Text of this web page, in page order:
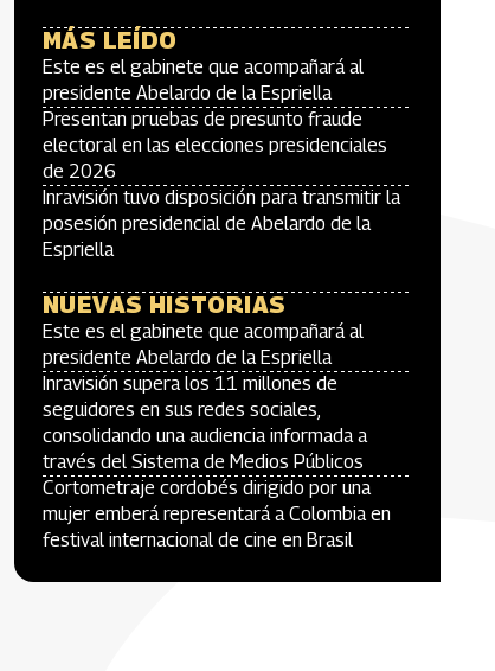
MÁS LEÍDO
Este es el gabinete que acompañará al
presidente Abelardo de la Espriella
Presentan pruebas de presunto fraude
electoral en las elecciones presidenciales
de 2026
Inravisión tuvo disposición para transmitir la
posesión presidencial de Abelardo de la
Espriella
NUEVAS HISTORIAS
Este es el gabinete que acompañará al
presidente Abelardo de la Espriella
Inravisión supera los 11 millones de
seguidores en sus redes sociales,
consolidando una audiencia informada a
través del Sistema de Medios Públicos
Cortometraje cordobés dirigido por una
mujer emberá representará a Colombia en
festival internacional de cine en Brasil